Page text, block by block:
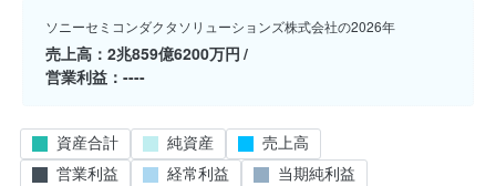
ソニーセミコンダクタソリューションズ株式会社の2026年
売上高
2兆859億6200万円
営業利益
----
資産合計 純資産
売上高
営業利益
経常利益
当期純利益